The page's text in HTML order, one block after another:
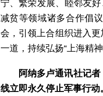
宁、繁荣发展、睦邻友
减贫等领域诸多合作倡
会，引领上合组织进入
一道，持续弘扬“上海精
阿纳多卢通讯社记
线立即永久停止军事行